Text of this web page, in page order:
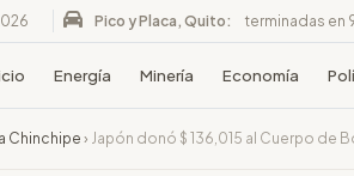
Pico y Placa, Quito: terminadas en
Energía Minería Economía
Chinchipe› Japón donó $ 136,015 al Cuerpo de